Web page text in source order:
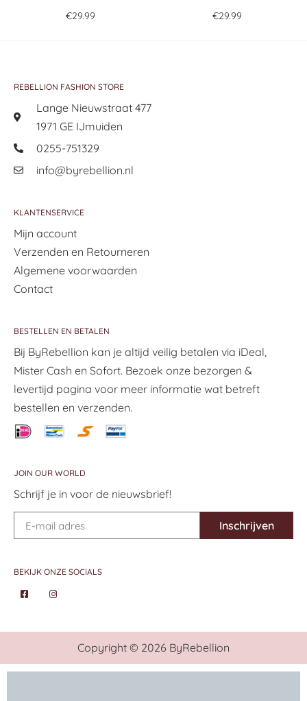
€29.99 €29.99
REBELLION FASHION STORE
Lange Nieuwstraat 477
1971 GE IJmuiden
0255-751329
info@byrebellion.nl
KLANTENSERVICE
Mijn account
Verzenden en Retourneren
Algemene voorwaarden
Contact
BESTELLEN EN BETALEN
Bij ByRebellion kan je altijd veilig betalen via iDeal,
Mister Cash en Sofort. Bezoek onze bezorgen &
levertijd pagina voor meer informatie wat betreft
bestellen en verzenden.
JOIN OUR WORLD
Schrijf je in voor de nieuwsbrief!
Inschrijven
BEKIJK ONZE SOCIALS
Copyright © 2026 ByRebellion